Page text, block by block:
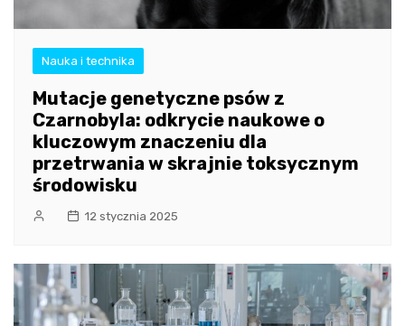
Nauka i technika
Mutacje genetyczne psów z
Czarnobyla: odkrycie naukowe o
kluczowym znaczeniu dla
przetrwania w skrajnie toksycznym
środowisku
12 stycznia 2025